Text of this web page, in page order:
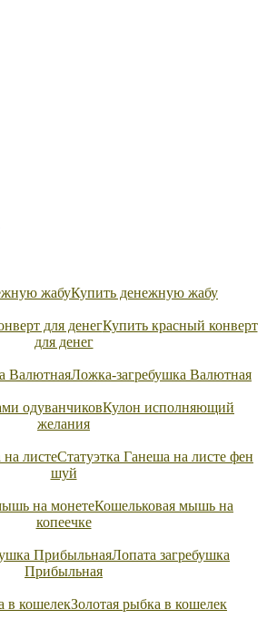
Купить денежную жабу
Купить красный конверт
для денег
Ложка-загребушка Валютная
Кулон исполняющий
желания
Статуэтка Ганеша на листе фен
шуй
Кошельковая мышь на
копеечке
Лопата загребушка
Прибыльная
Золотая рыбка в кошелек